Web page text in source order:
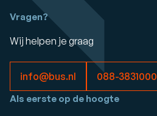
Vragen?
Wij helpen je graag
info@bus.nl 088-3831000
Als eerste op de hoogte